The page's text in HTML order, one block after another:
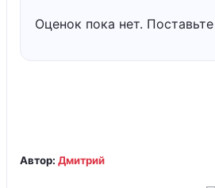
Оценок пока нет.
Автор: Дмитрий